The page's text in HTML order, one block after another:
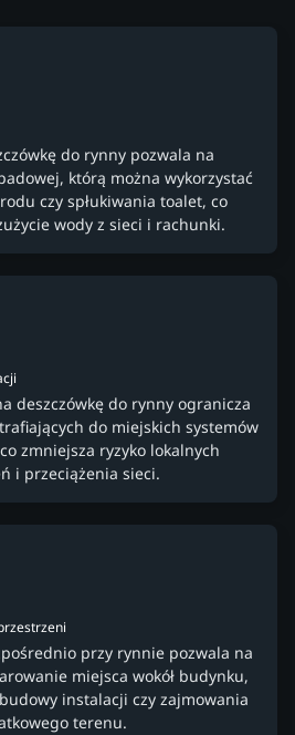
do rynny pozwala na
którą można wykorzystać
czy spłukiwania toalet, co
wody z sieci i rachunki.
deszczówkę do rynny ogranicza
do miejskich systemów
zmniejsza ryzyko lokalnych
i przeciążenia sieci.
przy rynnie pozwala na
miejsca wokół budynku,
instalacji czy zajmowania
terenu.